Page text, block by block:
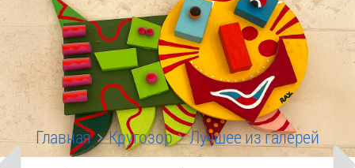
Главная Кругозор Лучшее из галерей